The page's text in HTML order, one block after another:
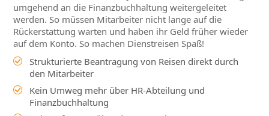
umgehend an die Finanzbuchhaltung weitergeleitet
werden. So müssen Mitarbeiter nicht lange auf die
Rückerstattung warten und haben ihr Geld früher wieder
auf dem Konto. So machen Dienstreisen Spaß!
Strukturierte Beantragung von Reisen direkt durch
den Mitarbeiter
Kein Umweg mehr über HR-Abteilung und
Finanzbuchhaltung
Mitarbeiter Cockpit
Mitarbeiter Dashboard